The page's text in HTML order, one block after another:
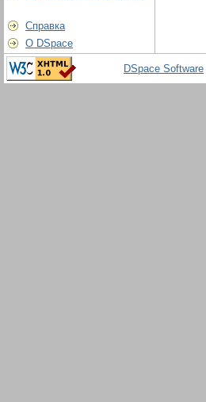
Справка
О DSpace
DSpace Software